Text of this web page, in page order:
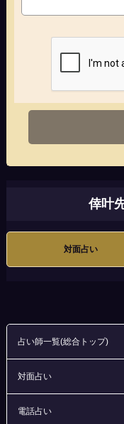
倖叶
対面占い
占い師一覧(総合トップ)
対面占い
電話占い